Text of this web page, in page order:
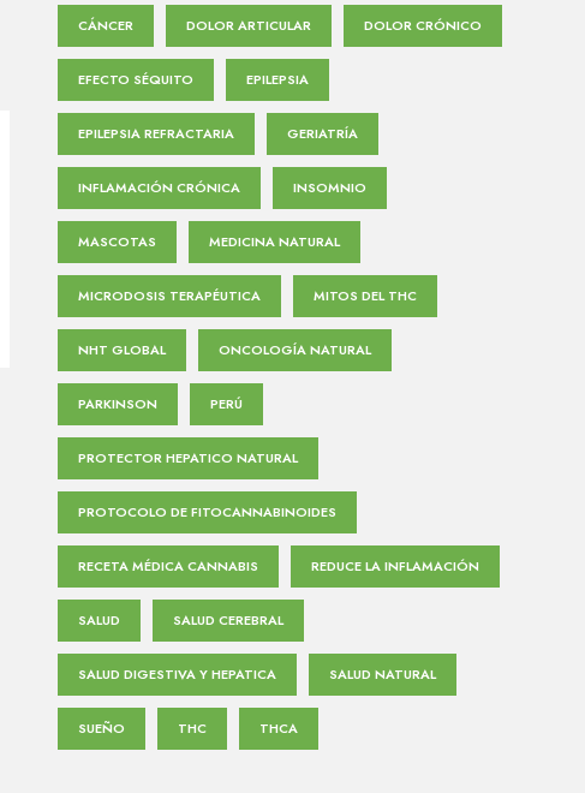
CÁNCER DOLOR ARTICULAR DOLOR CRÓNICO
EFECTO SÉQUITO EPILEPSIA
EPILEPSIA REFRACTARIA GERIATRÍA
INFLAMACIÓN CRÓNICA INSOMNIO
MASCOTAS MEDICINA NATURAL
MICRODOSIS TERAPÉUTICA MITOS DEL THC
NHT GLOBAL ONCOLOGÍA NATURAL
PARKINSON PERÚ
PROTECTOR HEPATICO NATURAL
PROTOCOLO DE FITOCANNABINOIDES
RECETA MÉDICA CANNABIS REDUCE LA INFLAMACIÓN
SALUD SALUD CEREBRAL
SALUD DIGESTIVA Y HEPATICA SALUD NATURAL
SUEÑO THC THCA